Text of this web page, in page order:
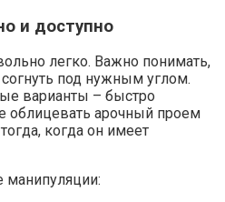
и доступно
легко. Важно понимать,
под нужным углом.
варианты – быстро
облицевать арочный проем
когда он имеет